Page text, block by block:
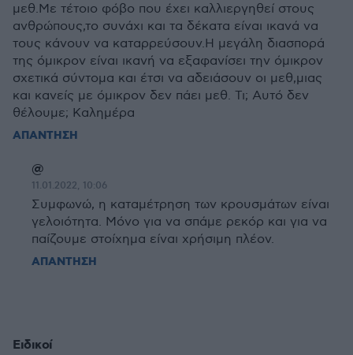
μεθ.Με τέτοιο φόβο που έχει καλλιεργηθεί στους
ανθρώπους,το συνάχι και τα δέκατα είναι ικανά να
τους κάνουν να καταρρεύσουν.Η μεγάλη διασπορά
της όμικρον είναι ικανή να εξαφανίσει την όμικρον
σχετικά σύντομα και έτσι να αδειάσουν οι μεθ,μιας
και κανείς με όμικρον δεν πάει μεθ. Τι; Αυτό δεν
θέλουμε; Καλημέρα
ΑΠΑΝΤΗΣΗ
@
11.01.2022, 10:06
Συμφωνώ, η καταμέτρηση των κρουσμάτων είναι
γελοιότητα. Μόνο για να σπάμε ρεκόρ και για να
παίζουμε στοίχημα είναι χρήσιμη πλέον.
ΑΠΑΝΤΗΣΗ
Ειδικοί